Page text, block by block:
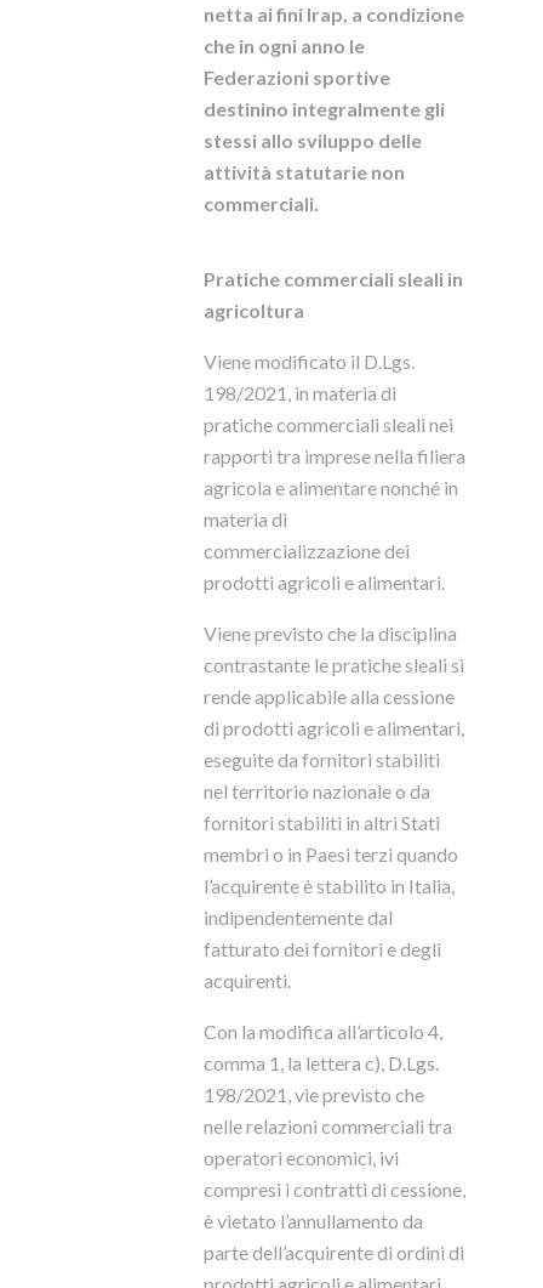
netta ai fini Irap, a condizione
che in ogni anno le
Federazioni sportive
destinino integralmente gli
stessi allo sviluppo delle
attività statutarie non
commerciali.
Pratiche commerciali sleali in
agricoltura
Viene modificato il D.Lgs.
198/2021, in materia di
pratiche commerciali sleali nei
rapporti tra imprese nella filiera
agricola e alimentare nonché in
materia di
commercializzazione dei
prodotti agricoli e alimentari.
Viene previsto che la disciplina
contrastante le pratiche sleali si
rende applicabile alla cessione
di prodotti agricoli e alimentari,
eseguite da fornitori stabiliti
nel territorio nazionale o da
fornitori stabiliti in altri Stati
membri o in Paesi terzi quando
l’acquirente è stabilito in Italia,
indipendentemente dal
fatturato dei fornitori e degli
acquirenti.
Con la modifica all’articolo 4,
comma 1, la lettera c), D.Lgs.
198/2021, vie previsto che
nelle relazioni commerciali tra
operatori economici, ivi
compresi i contratti di cessione,
è vietato l’annullamento da
parte dell’acquirente di ordini di